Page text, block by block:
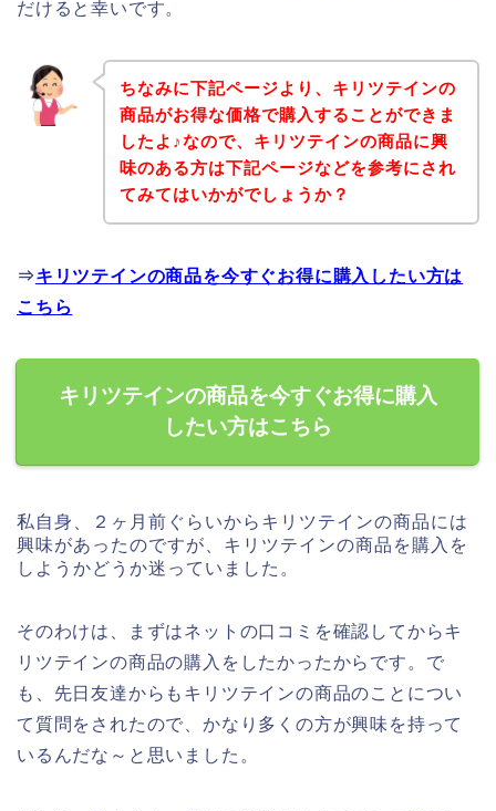
だけると幸いです。
ちなみに下記ページより、キリツテインの
商品がお得な価格で購入することができま
したよ♪なので、キリツテインの商品に興
味のある方は下記ページなどを参考にされ
てみてはいかがでしょうか？
⇒キリツテインの商品を今すぐお得に購入したい方は
こちら
キリツテインの商品を今すぐお得に購入
したい方はこちら
私自身、２ヶ月前ぐらいからキリツテインの商品には
興味があったのですが、キリツテインの商品を購入を
しようかどうか迷っていました。
そのわけは、まずはネットの口コミを確認してからキ
リツテインの商品の購入をしたかったからです。で
も、先日友達からもキリツテインの商品のことについ
て質問をされたので、かなり多くの方が興味を持って
いるんだな～と思いました。